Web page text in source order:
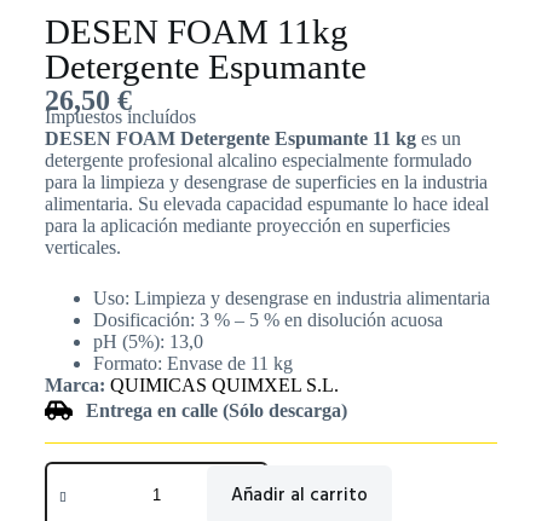
DESEN FOAM 11kg
Detergente Espumante
26,50 €
Impuestos incluídos
DESEN FOAM Detergente Espumante 11 kges un
detergente profesional alcalino especialmente formulado
para la limpieza y desengrase de superficies en la industria
alimentaria. Su elevada capacidad espumante lo hace ideal
para la aplicación mediante proyección en superficies
verticales.
Uso: Limpieza y desengrase en industria alimentaria
Dosificación: 3 % – 5 % en disolución acuosa
pH (5%): 13,0
Formato: Envase de 11 kg
Marca: QUIMICAS QUIMXEL S.L.
Entrega en calle (Sólo descarga)
Añadir al carrito